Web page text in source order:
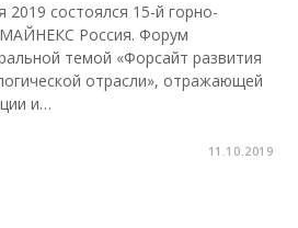
состоялся 15-й горно-
Россия. Форум
темой «Форсайт развития
отрасли», отражающей
и…
11.10.2019